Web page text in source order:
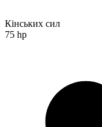
Кінських сил
75 hp